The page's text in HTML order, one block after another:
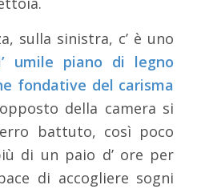
sulla sinistra, c’ è uno
umile piano di legno
fondative del carisma
della camera si
battuto, così poco
di un paio d’ ore per
di accogliere sogni